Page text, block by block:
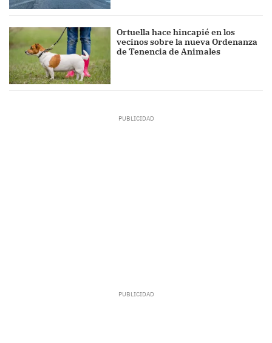
Ortuella hace hincapié en los
vecinos sobre la nueva Ordenanza
de Tenencia de Animales